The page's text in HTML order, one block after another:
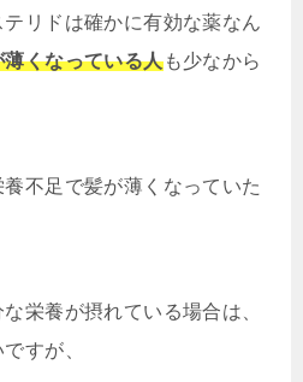
リドは確かに有効な薬なん
くなっている人も少なから
養不足で髪が薄くなっていた
栄養が摂れている場合は、
すが、